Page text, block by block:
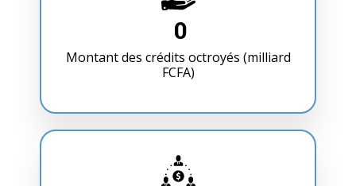
0
Montant des crédits octroyés (milliard
FCFA)